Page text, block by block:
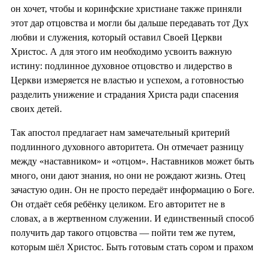
он хочет, чтобы и коринфские христиане также приняли
этот дар отцовства и могли бы дальше передавать тот Дух
любви и служения, который оставил Своей Церкви
Христос. А для этого им необходимо усвоить важную
истину: подлинное духовное отцовство и лидерство в
Церкви измеряется не властью и успехом, а готовностью
разделить унижение и страдания Христа ради спасения
своих детей.
Так апостол предлагает нам замечательный критерий
подлинного духовного авторитета. Он отмечает разницу
между «наставником» и «отцом». Наставников может быть
много, они дают знания, но они не рождают жизнь. Отец
зачастую один. Он не просто передаёт информацию о Боге.
Он отдаёт себя ребёнку целиком. Его авторитет не в
словах, а в жертвенном служении. И единственный способ
получить дар такого отцовства — пойти тем же путем,
которым шёл Христос. Быть готовым стать сором и прахом